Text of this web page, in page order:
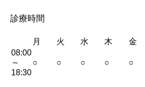
診療時間
月 火 水 木 金
08:00
～
18:30
○ ○ ○ ○ ○